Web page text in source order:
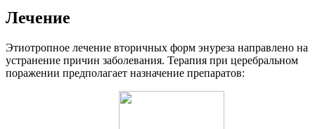
Лечение
Этиотропное лечение вторичных форм энуреза направлено на
устранение причин заболевания. Терапия при церебральном
поражении предполагает назначение препаратов: